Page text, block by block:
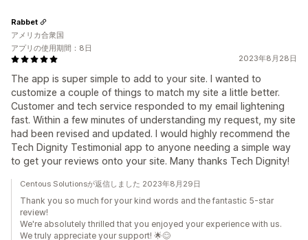
2023年8月28日
The app is super simple to add to your site. I wanted to
customize a couple of things to match my site a little better.
Customer and tech service responded to my email lightening
fast. Within a few minutes of understanding my request, my site
had been revised and updated. I would highly recommend the
Tech Dignity Testimonial app to anyone needing a simple way
to get your reviews onto your site. Many thanks Tech Dignity!
Rabbet
アメリカ合衆国
アプリの使用期間：8日
Centous Solutionsが返信しました 2023年8月29日
Thank you so much for your kind words and the fantastic 5-star
review!
We're absolutely thrilled that you enjoyed your experience with us.
We truly appreciate your support! 🌟😊